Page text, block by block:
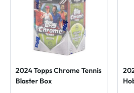
2024 Topps Chrome Tennis
Blaster Box